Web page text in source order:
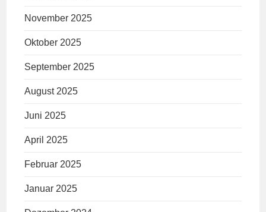
November 2025
Oktober 2025
September 2025
August 2025
Juni 2025
April 2025
Februar 2025
Januar 2025